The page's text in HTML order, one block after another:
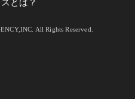
とは？
All Rights Reserved.